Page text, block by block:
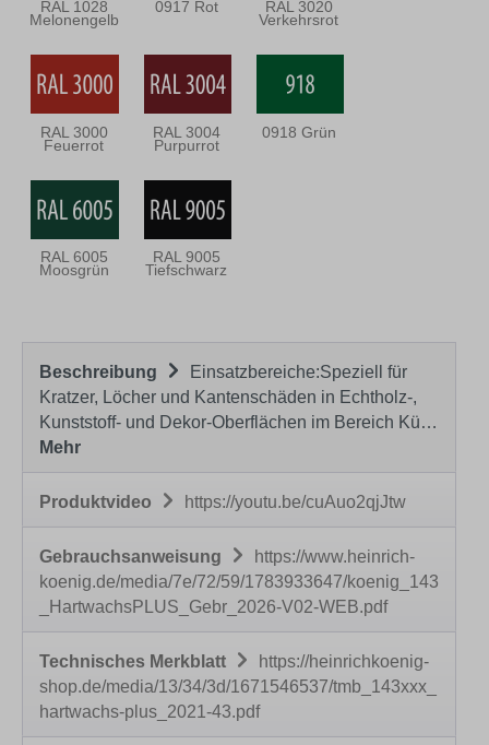
RAL 1028
Melonengelb
0917 Rot RAL 3020
Verkehrsrot
RAL 3000
Feuerrot
RAL 3004
Purpurrot
0918 Grün
RAL 6005
Moosgrün
RAL 9005
Tiefschwarz
Beschreibung
Einsatzbereiche:Speziell für
Kratzer, Löcher und Kantenschäden in Echtholz-,
Kunststoff- und Dekor-Oberflächen im Bereich Kü…
Mehr
Produktvideo https://youtu.be/cuAuo2qjJtw
Gebrauchsanweisung
https://www.heinrich-
koenig.de/media/7e/72/59/1783933647/koenig_143
_HartwachsPLUS_Gebr_2026-V02-WEB.pdf
Technisches Merkblatt
https://heinrichkoenig-
shop.de/media/13/34/3d/1671546537/tmb_143xxx_
hartwachs-plus_2021-43.pdf